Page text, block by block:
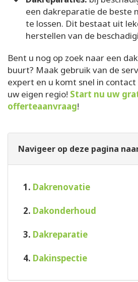
een dakreparatie de beste
te lossen. Dit bestaat uit
herstellen van de
Bent u nog op zoek naar een
buurt? Maak gebruik van de
expert en u komt snel in
uw eigen regio! Start nu uw
offerteaanvraag!
Navigeer op deze pagina
1. Dakrenovatie
2. Dakonderhoud
3. Dakreparatie
4. Dakinspectie